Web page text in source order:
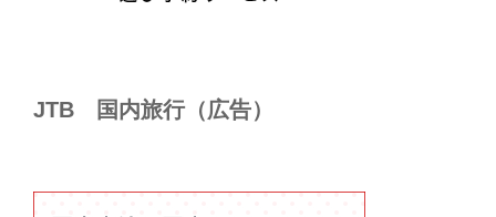
JTB 国内旅行（広告）